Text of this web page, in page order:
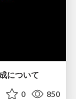
について
0 850